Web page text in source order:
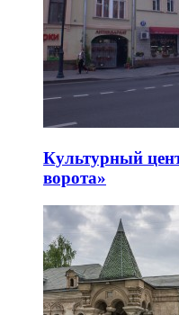
Культурный
ворота»